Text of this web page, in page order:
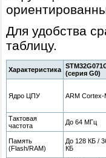
Для удобства
таблицу.
Характеристика (серия G0)
Ядро ЦПУ ARM Cortex-
Тактовая
частота
До 64 МГц
Память
(Flash/RAM)
До 128 КБ /
КБ